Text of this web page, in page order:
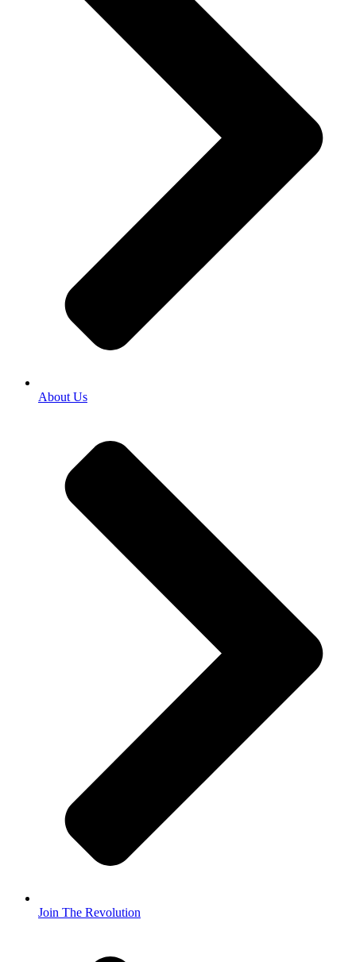
About Us
Join The Revolution